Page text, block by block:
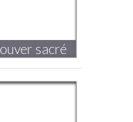
sacré
mon esprit